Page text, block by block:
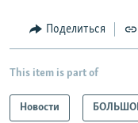
Поделиться
This item is part of
Новости